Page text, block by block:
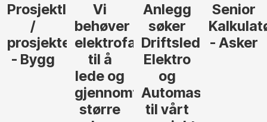
Anlegg
søker
Driftsleder
Elektro
Automasjon
Senior
Kalkulatør
- Asker
Senior
Tilbudsleder
Anlegg
- Oslo